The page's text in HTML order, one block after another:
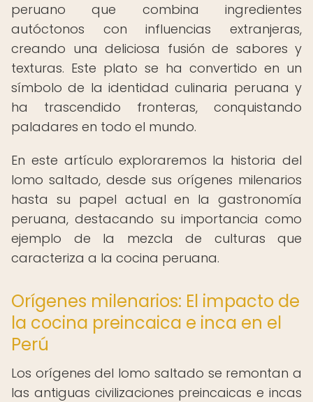
peruano que combina ingredientes
autóctonos con influencias extranjeras,
creando una deliciosa fusión de sabores y
texturas. Este plato se ha convertido en un
símbolo de la identidad culinaria peruana y
ha trascendido fronteras, conquistando
paladares en todo el mundo.
En este artículo exploraremos la historia del
lomo saltado, desde sus orígenes milenarios
hasta su papel actual en la gastronomía
peruana, destacando su importancia como
ejemplo de la mezcla de culturas que
caracteriza a la cocina peruana.
Orígenes milenarios: El impacto de
la cocina preincaica e inca en el
Perú
Los orígenes del lomo saltado se remontan a
las antiguas civilizaciones preincaicas e incas